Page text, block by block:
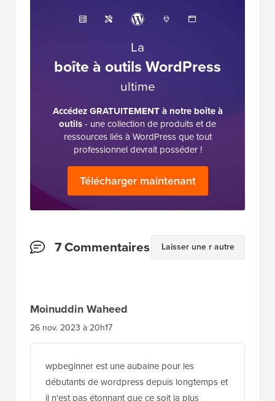
La
boîte à outils WordPress
ultime
Accédez GRATUITEMENT à notre boîte à
outils- une collection de produits et de
ressources liés à WordPress que tout
professionnel devrait posséder !
Télécharger maintenant
Interactions
7 Commentaires Laisser une r autre
Moinuddin Waheed
26 nov. 2023 à 20h17
wpbeginner est une aubaine pour les
débutants de wordpress depuis longtemps et
il n'est pas étonnant que ce soit la plus